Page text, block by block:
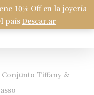
10% Off en la joyería |
país Descartar
Cart
Conjunto Tiffany &